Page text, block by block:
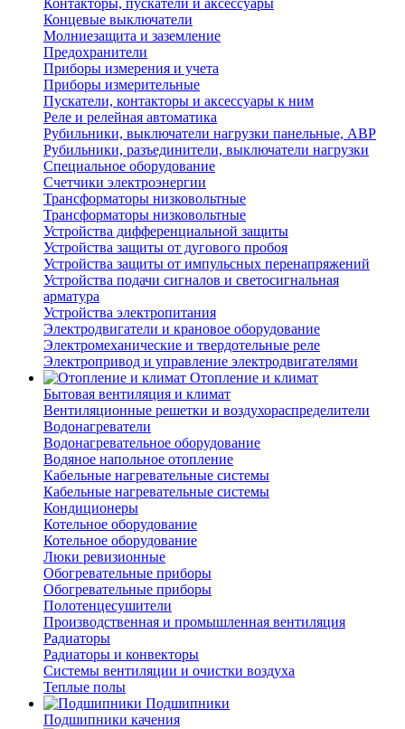
Контакторы, пускатели и аксессуары
Концевые выключатели
Молниезащита и заземление
Предохранители
Приборы измерения и учета
Приборы измерительные
Пускатели, контакторы и аксессуары к ним
Реле и релейная автоматика
Рубильники, выключатели нагрузки панельные, АВР
Рубильники, разъединители, выключатели нагрузки
Специальное оборудование
Счетчики электроэнергии
Трансформаторы низковольтные
Трансформаторы низковольтные
Устройства дифференциальной защиты
Устройства защиты от дугового пробоя
Устройства защиты от импульсных перенапряжений
Устройства подачи сигналов и светосигнальная
арматура
Устройства электропитания
Электродвигатели и крановое оборудование
Электромеханические и твердотельные реле
Электропривод и управление электродвигателями
Отопление и климат
Бытовая вентиляция и климат
Вентиляционные решетки и воздухораспределители
Водонагреватели
Водонагревательное оборудование
Водяное напольное отопление
Кабельные нагревательные системы
Кабельные нагревательные системы
Кондиционеры
Котельное оборудование
Котельное оборудование
Люки ревизионные
Обогревательные приборы
Обогревательные приборы
Полотенцесушители
Производственная и промышленная вентиляция
Радиаторы
Радиаторы и конвекторы
Системы вентиляции и очистки воздуха
Теплые полы
Подшипники
Подшипники качения